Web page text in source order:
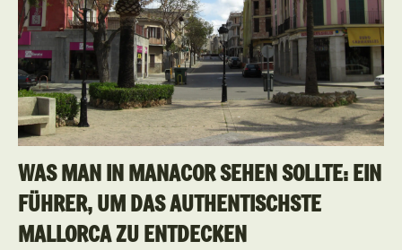
WAS MAN IN MANACOR SEHEN SOLLTE: EIN
FÜHRER, UM DAS AUTHENTISCHSTE
MALLORCA ZU ENTDECKEN